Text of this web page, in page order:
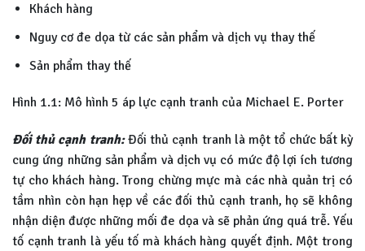
Khách hàng
Nguy cơ đe dọa từ các sản phẩm và dịch vụ thay thế
Sản phẩm thay thế
Hình 1.1: Mô hình 5 áp lực cạnh tranh của Michael E. Porter
Đối thủ cạnh tranh:Đối thủ cạnh tranh là một tổ chức bất kỳ
cung ứng những sản phẩm và dịch vụ có mức độ lợi ích tương
tự cho khách hàng. Trong chừng mực mà các nhà quản trị có
tầm nhìn còn hạn hẹp về các đối thủ cạnh tranh, họ sẽ không
nhận diện được những mối đe dọa và sẽ phản ứng quá trễ. Yếu
tố cạnh tranh là yếu tố mà khách hàng quyết định. Một trong